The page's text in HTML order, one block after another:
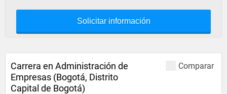
Solicitar información
Comparar
Carrera en Administración de
Empresas (Bogotá, Distrito
Capital de Bogotá)